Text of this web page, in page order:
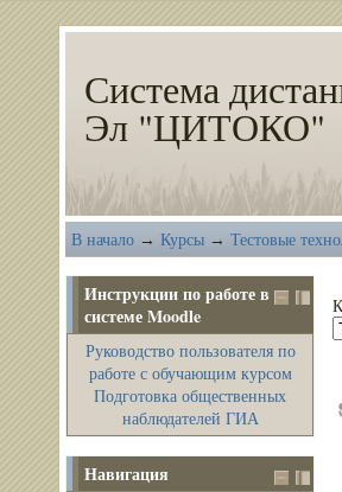
Система
Эл "ЦИТОКО"
В начало → Курсы → Тестовые
Инструкции по работе в
системе Moodle
Руководство пользователя по
работе с обучающим курсом
Подготовка общественных
наблюдателей ГИА
Навигация